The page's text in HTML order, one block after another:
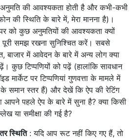
की आवश्यकता होती है और कभी-कभी
की स्थिति के बारे में, मेरा मानना ​​है)।
को कुछ अनुमतियों की आवश्यकता क्यों
पूरी समझ रखना सुनिश्चित करें। सबसे
बाजार में आवेदन के बारे में अन्य लोग क्या
कुछ टिप्पणियों को पढ़ें (हालांकि सावधान
मार्केट पर टिप्पणियां गुणवत्ता के मामले में
समान स्तर हैं) और देखें कि ऐप की रेटिंग
आपने पहले ऐप के बारे में सुना है? क्या किसी
या समीक्षा की गई है?
स्थिति: यदि आप रूट नहीं किए गए हैं, तो